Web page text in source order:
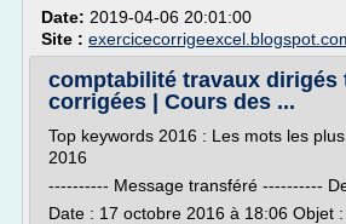
Date: 2019-04-06 20:01:00
Site :
comptabilité travaux dirigés
corrigées | Cours des ...
Top keywords 2016 : Les mots les
2016
---------- Message transféré ----------
Date : 17 octobre 2016 à 18:06 Objet